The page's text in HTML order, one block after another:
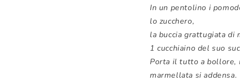
In un pentolino i
lo zucchero,
la buccia grattugiata di
1 cucchiaino del suo
Porta il tutto a bollore,
marmellata si addensa.